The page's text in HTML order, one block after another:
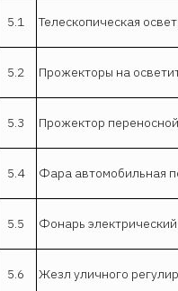
5.1 Телескопическая
5.2 Прожекторы на
5.3 Прожектор
5.4 Фара автомобильная
5.5 Фонарь
5.6 Жезл уличного